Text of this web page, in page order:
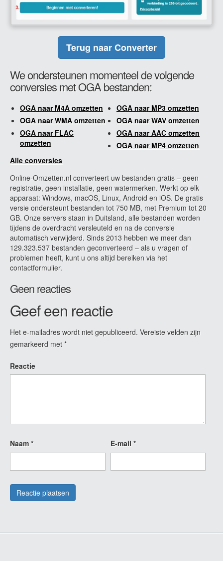
Terug naar Converter
We ondersteunen momenteel de volgende
conversies met OGA bestanden:
OGA naar M4A omzetten
OGA naar MP3 omzetten
OGA naar WMA omzetten
OGA naar WAV omzetten
OGA naar FLAC
omzetten
OGA naar AAC omzetten
OGA naar MP4 omzetten
Alle conversies
Online-Omzetten.nl converteert uw bestanden gratis – geen
registratie, geen installatie, geen watermerken. Werkt op elk
apparaat: Windows, macOS, Linux, Android en iOS. De gratis
versie ondersteunt bestanden tot 750 MB, met Premium tot 20
GB. Onze servers staan in Duitsland, alle bestanden worden
tijdens de overdracht versleuteld en na de conversie
automatisch verwijderd. Sinds 2013 hebben we meer dan
129.323.537 bestanden geconverteerd – als u vragen of
problemen heeft, kunt u ons altijd bereiken via het
contactformulier.
Geen reacties
Geef een reactie
Het e-mailadres wordt niet gepubliceerd. Vereiste velden zijn
gemarkeerd met *
Reactie
Naam * E-mail *